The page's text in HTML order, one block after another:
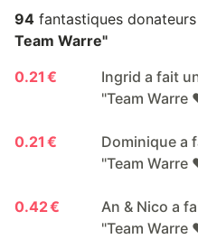
94 fantastiques
Team Warre"
0.21 €
Ingrid a fait
"Team Warre
0.21 €
Dominique a
"Team Warre
0.42 €
An & Nico a
"Team Warre